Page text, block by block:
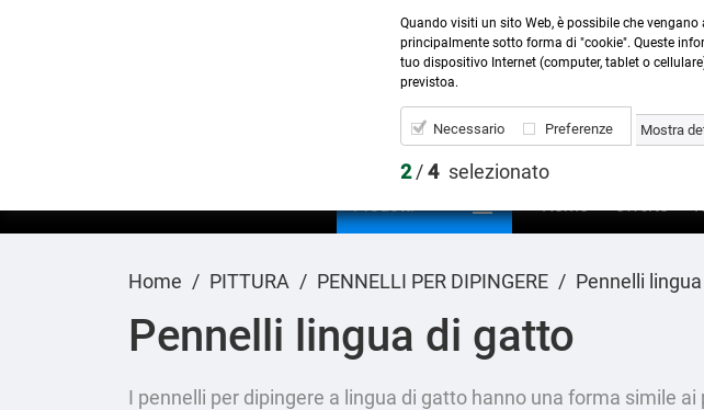
Contattaci:0423
Prodotti  Home Offerte
Home PITTURA PENNELLI PER DIPINGERE Pennelli
Pennelli lingua di gatto
I pennelli per dipingere a lingua di gatto hanno una forma simile
Quando visiti un sito Web, è possibile che
principalmente sotto forma di "cookie". Queste
tuo dispositivo Internet (computer, tablet o
previstoa.
Necessario Preferenze Mostra
2/4 selezionato